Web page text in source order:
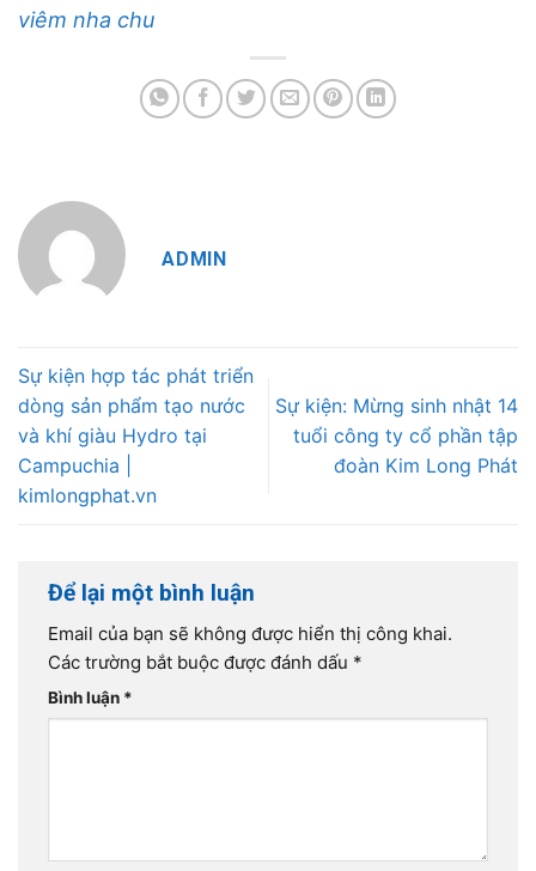
viêm nha chu
ADMIN
Sự kiện hợp tác phát triển
dòng sản phẩm tạo nước
và khí giàu Hydro tại
Campuchia |
kimlongphat.vn
Sự kiện: Mừng sinh nhật 14
tuổi công ty cổ phần tập
đoàn Kim Long Phát
Để lại một bình luận
Email của bạn sẽ không được hiển thị công khai.
Các trường bắt buộc được đánh dấu *
Bình luận *